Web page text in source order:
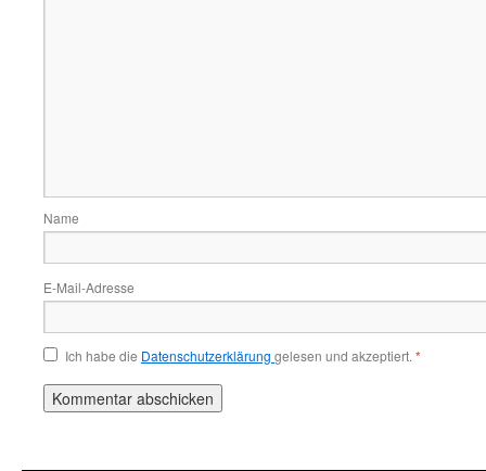
Name
E-Mail-Adresse
Ich habe die Datenschutzerklärung gelesen und akzeptiert. *